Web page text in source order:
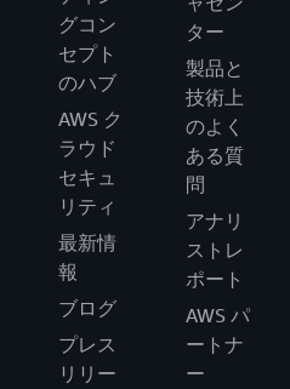
グコン
セプト
のハブ
AWS ク
ラウド
セキュ
リティ
最新情
報
ブログ
プレス
リリー
ター
製品と
技術上
のよく
ある質
問
アナリ
ストレ
ポート
AWS パ
ートナ
ー